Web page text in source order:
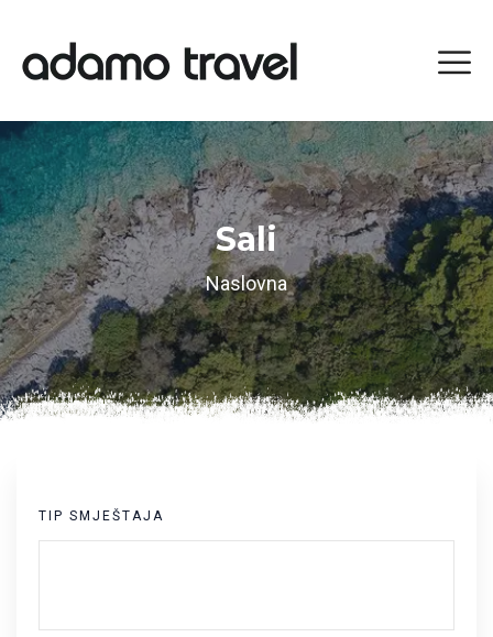
Sali
Naslovna
TIP SMJEŠTAJA